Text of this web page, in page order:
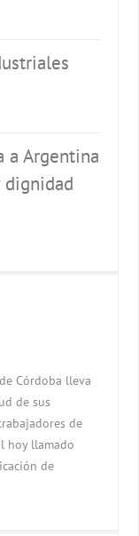
a Argentina
dignidad
Córdoba lleva
de sus
de
hoy llamado
de